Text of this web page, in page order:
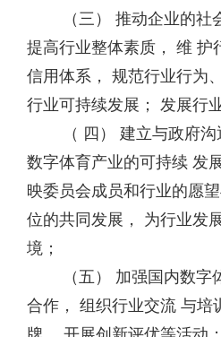
（三） 推动企业的社会
提高行业整体素质， 维 护
信用体系， 规范行业行为
行业可持续发展； 发展行
（ 四） 建立与政府沟
数字体育产业的可持续 发
映委员会成员和行业的愿
位的共同发展， 为行业发
境；
（五） 加强国内数字
合作， 组织行业交流 与培